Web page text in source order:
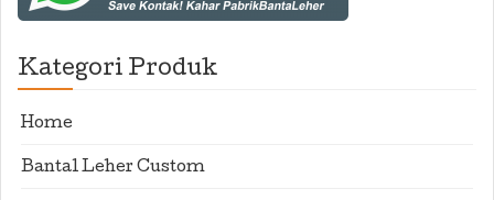
Kategori Produk
Home
Bantal Leher Custom